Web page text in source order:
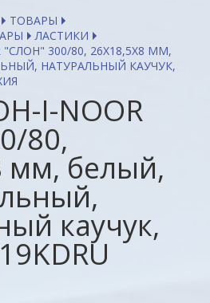
ТОВАРЫ
ЛАСТИКИ
"СЛОН" 300/80, 26X18,5X8 ММ,
НАТУРАЛЬНЫЙ КАУЧУК,
I-NOOR
80,
мм, белый,
каучук,